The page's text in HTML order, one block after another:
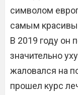
символом
самым
В 2019 году он
значительно
жаловался на
прошел курс